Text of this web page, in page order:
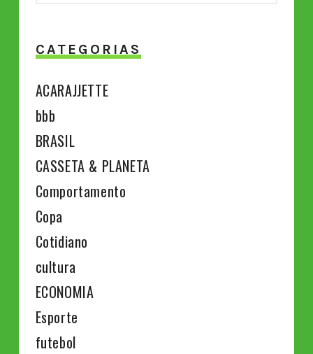
CATEGORIAS
ACARAJJETTE
bbb
BRASIL
CASSETA & PLANETA
Comportamento
Copa
Cotidiano
cultura
ECONOMIA
Esporte
futebol